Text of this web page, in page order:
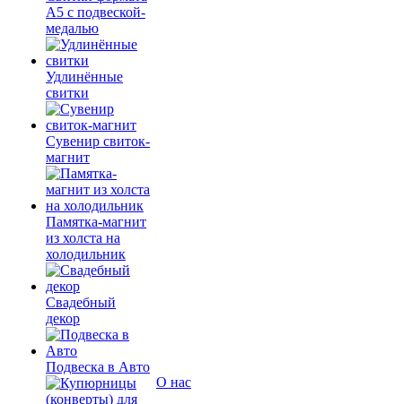
А5 с подвеской-
медалью
Удлинённые
свитки
Сувенир свиток-
магнит
Памятка-магнит
из холста на
холодильник
Свадебный
декор
Подвеска в Авто
О нас